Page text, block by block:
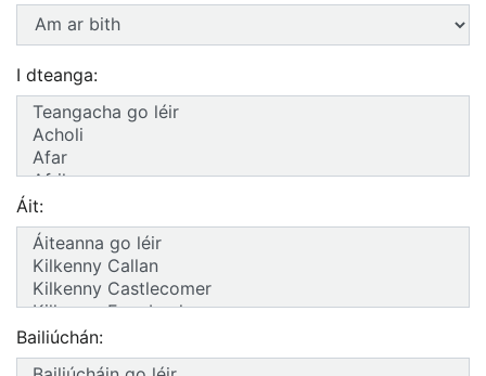
I dteanga:
Áit:
Bailiúchán: